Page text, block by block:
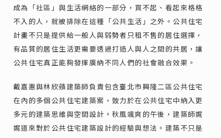
成為「社區」與生活網絡的一部分，買不起、看起來格格
不入的人，就被排除在這種「公共生活」之外。公共住宅
計畫不只是提供給一般人與弱勢者只租不售的居住選擇，
有品質的居住生活更需要透過打造人與人之間的共居，讓
公共住宅真正能夠發揮廣納不同人們的社會融合效果。
戴嘉惠與林欣蘋建築師負責包含臺北市興隆二區公共住宅
在內的多個公共住宅建築案，致力於在公共住宅中納入更
多元的建築思維與空間設計。秋風颯爽的午後，建築師娓
娓道來對於公共住宅建築設計的經驗與想法。建築不只是